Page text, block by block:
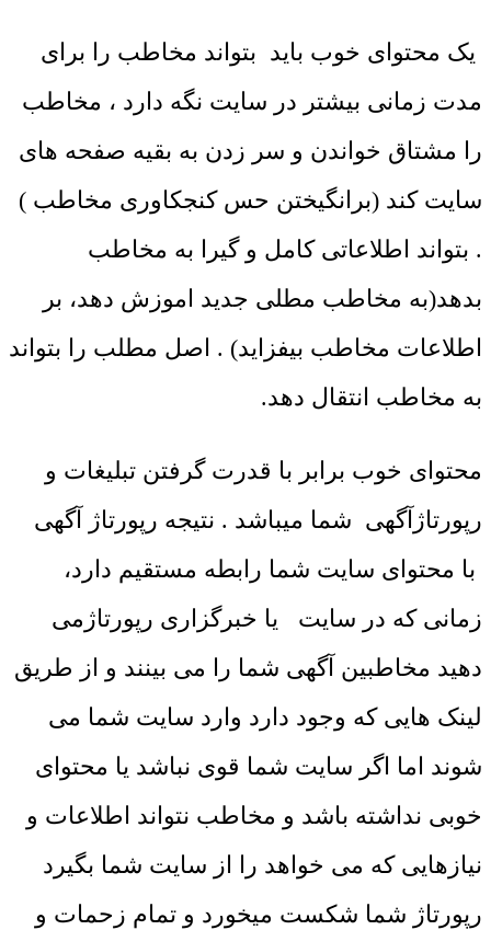
یک محتوای خوب باید بتواند مخاطب را برای
مدت زمانی بیشتر در سایت نگه دارد ، مخاطب
را مشتاق خواندن و سر زدن به بقیه صفحه های
سایت کند (برانگیختن حس کنجکاوری مخاطب )
. بتواند اطلاعاتی کامل و گیرا به مخاطب
بدهد(به مخاطب مطلی جدید اموزش دهد، بر
اطلاعات مخاطب بیفزاید) . اصل مطلب را بتواند
به مخاطب انتقال دهد.
محتوای خوب برابر با قدرت گرفتن تبلیغات و
رپورتاژآگهی شما میباشد . نتیجه رپورتاژ آگهی
با محتوای سایت شما رابطه مستقیم دارد،
زمانی که در سایت یا خبرگزاری رپورتاژمی
دهید مخاطبین آگهی شما را می بینند و از طریق
لینک هایی که وجود دارد وارد سایت شما می
شوند اما اگر سایت شما قوی نباشد یا محتوای
خوبی نداشته باشد و مخاطب نتواند اطلاعات و
نیازهایی که می خواهد را از سایت شما بگیرد
رپورتاژ شما شکست میخورد و تمام زحمات و